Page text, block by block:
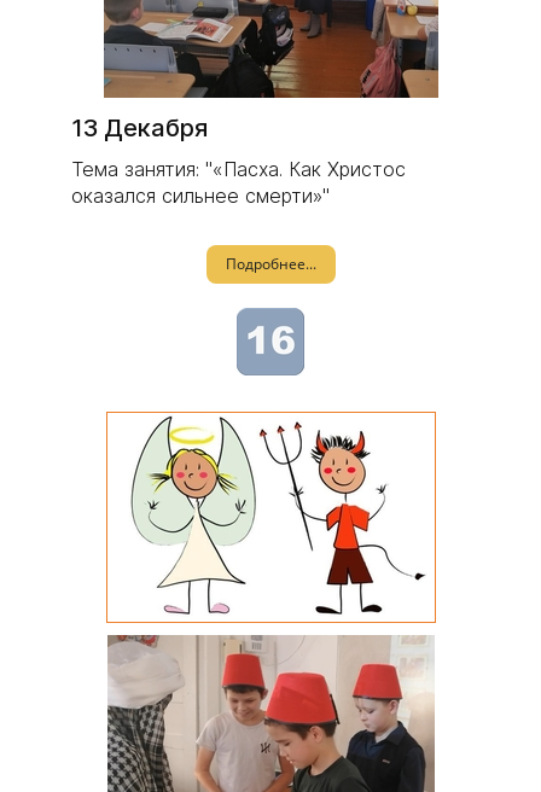
13 Декабря
Тема занятия: "«Пасха. Как Христос
оказался сильнее смерти»"
Подробнее...